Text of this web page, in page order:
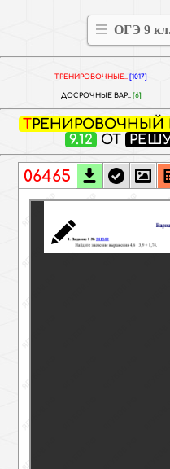
ОГЭ 9
ТРЕНИРОВОЧНЫЕ.. [1017]
ДОСРОЧНЫЕ ВАР.. [6]
ТРЕНИРОВОЧНЫЙ
9.12
ОТ
06465